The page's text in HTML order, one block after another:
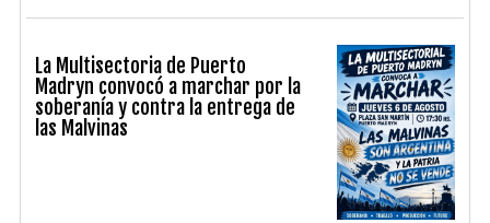
La Multisectoria de Puerto
Madryn convocó a marchar por la
soberanía y contra la entrega de
las Malvinas